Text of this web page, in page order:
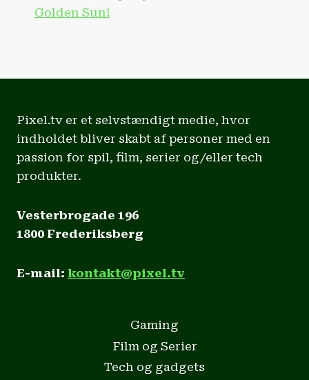
Golden Sun!
Pixel.tv er et selvstændigt medie, hvor
indholdet bliver skabt af personer med en
passion for spil, film, serier og/eller tech
produkter.
Vesterbrogade 196
1800 Frederiksberg
E-mail: kontakt@pixel.tv
Gaming
Film og Serier
Tech og gadgets